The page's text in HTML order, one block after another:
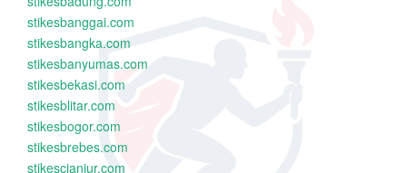
stikesbanggai.com
stikesbangka.com
stikesbanyumas.com
stikesbekasi.com
stikesblitar.com
stikesbogor.com
stikesbrebes.com
stikescianjur.com